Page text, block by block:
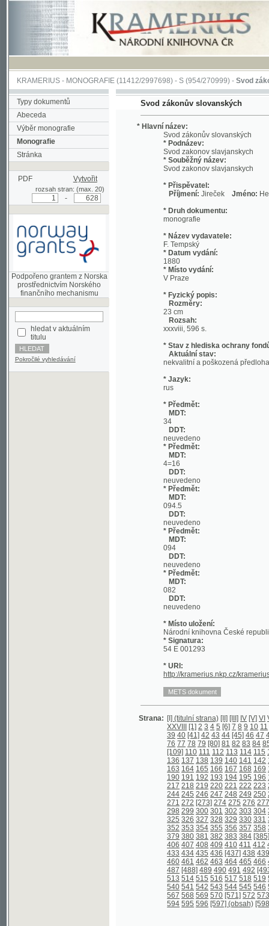
KRAMERIUS-MONOGRAFIE(11412/2997698) -S (954/270999)-Svod zákonův
Typy dokumentů
Abeceda
Výběr monografie
Monografie
Stránka
PDF Vytvořit
rozsah stran: (max. 20)
Podpořeno grantem z Norska
prostřednictvím Norského
hledat v aktuálním
titulu
Pokročilé vyhledávání
Svod zákonův slovanských
* Hlavní název:
Svod zákonův slovanských
* Podnázev:
Svod zakonov slavjanskych
* Souběžný název:
Svod zakonov slavjanskych
* Přispěvatel:
* Druh dokumentu:
monografie
* Název vydavatele:
F. Tempský
1880
* Místo vydání:
V Praze
* Fyzický popis:
Rozměry:
Rozsah:
xxxviii, 596 s.
* Stav z hlediska ochrany fondů:
Aktuální stav:
nekvalitní a poškozená předloha;
* Jazyk:
MDT:
DDT:
* Předmět:
MDT:
4=16
neuvedeno
* Předmět:
MDT:
094.5
DDT:
neuvedeno
* Předmět:
MDT:
DDT:
neuvedeno
* Předmět:
MDT:
DDT:
neuvedeno
* Místo uložení:
Národní knihovna České republiky
* Signatura:
54 E 001293
* URI:
[I] (titulní strana) [II]
40 [41]
77 78 79 [80] 81 82 83 84 85 86 87
137 138 139 140
164 165 166 167 168
190 191 192 193 194 195 196 197 198
218 219 220 222 223 224 225
244 245 246 247 248 249 250 251 252
272 [273] 274 275 276 277 278
299 300 301 302 303 304 305 306
326 327 328 329 330 331 332 333
353 354 355 356 357 358 359 360
380 381 382 383 384 [385] 386
407 408 409 410 411 412 413 414
434 435 436 [437] 438 439 440
461 462 463 464 465 466 467 468
[488] 489 490 491 492 [493] 494
514 515 516 517 518 519 520 521
541 542 543 544 545 546 547 548
568 569 570 [571] 572 573 574
595 596 [597] (obsah) [598]